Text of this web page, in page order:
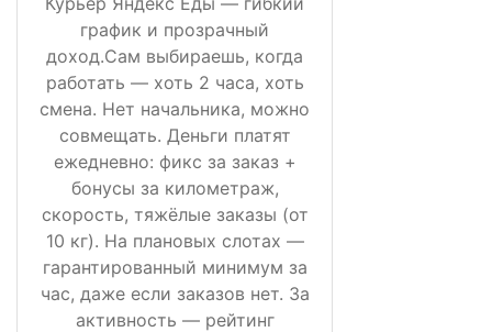
график и прозрачный
доход.Сам выбираешь, когда
работать — хоть 2 часа, хоть
смена. Нет начальника, можно
совмещать. Деньги платят
ежедневно: фикс за заказ +
бонусы за километраж,
скорость, тяжёлые заказы (от
10 кг). На плановых слотах —
гарантированный минимум за
час, даже если заказов нет. За
активность — рейтинг